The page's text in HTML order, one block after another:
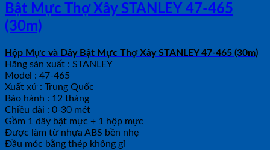
Bật Mực Thợ Xây STANLEY 47-465
(30m)
Hộp Mực và Dây Bật Mực Thợ Xây STANLEY 47-465 (30m)
Hãng sản xuất : STANLEY
Model : 47-465
Xuất xứ : Trung Quốc
Bảo hành : 12 tháng
Chiều dài : 0-30 mét
Gồm 1 dây bật mực + 1 hộp mực
Được làm từ nhựa ABS bền nhẹ
Đầu móc bằng thép không gỉ